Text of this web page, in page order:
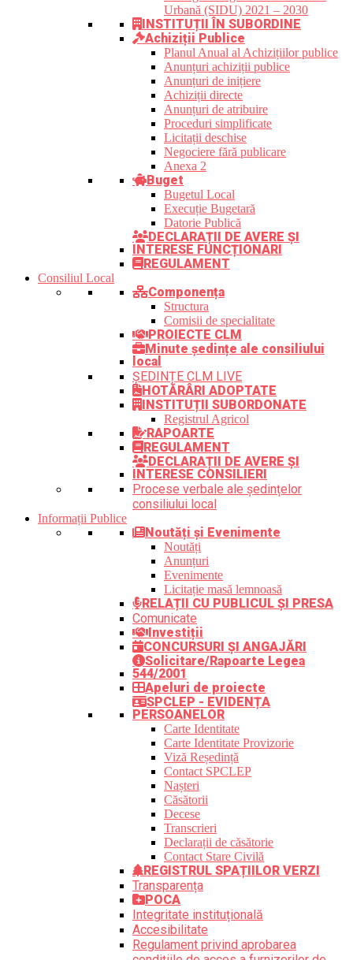
Urbană (SIDU) 2021 – 2030
INSTITUȚII ÎN SUBORDINE
Achiziții Publice
Planul Anual al Achizițiilor publice
Anunțuri achiziții publice
Anunțuri de inițiere
Achiziții directe
Anunțuri de atribuire
Proceduri simplificate
Licitații deschise
Negociere fără publicare
Anexa 2
Buget
Bugetul Local
Execuție Bugetară
Datorie Publică
DECLARAȚII DE AVERE ȘI
INTERESE FUNCȚIONARI
REGULAMENT
Consiliul Local
Componența
Structura
Comisii de specialitate
PROIECTE CLM
Minute ședințe ale consiliului
local
ȘEDINȚE CLM LIVE
HOTĂRÂRI ADOPTATE
INSTITUȚII SUBORDONATE
Registrul Agricol
RAPOARTE
REGULAMENT
DECLARAȚII DE AVERE ȘI
INTERESE CONSILIERI
Procese verbale ale ședințelor
consiliului local
Informații Publice
Noutăți și Evenimente
Noutăți
Anunțuri
Evenimente
Licitație masă lemnoasă
RELAȚII CU PUBLICUL ȘI PRESA
Comunicate
Investiții
CONCURSURI ȘI ANGAJĂRI
Solicitare/Rapoarte Legea
544/2001
Apeluri de proiecte
SPCLEP - EVIDENȚA
PERSOANELOR
Carte Identitate
Carte Identitate Provizorie
Viză Reședință
Contact SPCLEP
Nașteri
Căsătorii
Decese
Transcrieri
Declarații de căsătorie
Contact Stare Civilă
REGISTRUL SPAȚIILOR VERZI
Transparența
POCA
Integritate instituțională
Accesibilitate
Regulament privind aprobarea